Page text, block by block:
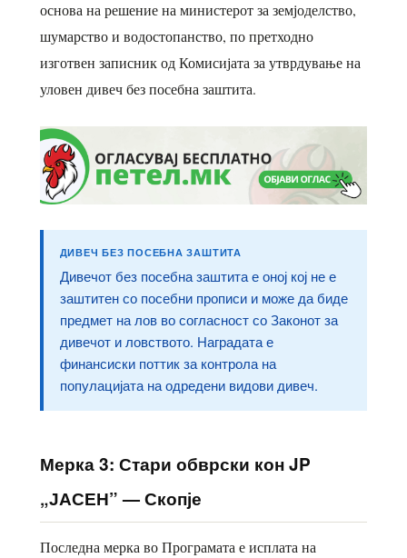
основа на решение на министерот за земјоделство,
шумарство и водостопанство, по претходно
изготвен записник од Комисијата за утврдување на
уловен дивеч без посебна заштита.
ДИВЕЧ БЕЗ ПОСЕБНА ЗАШТИТА
Дивечот без посебна заштита е оној кој не е
заштитен со посебни прописи и може да биде
предмет на лов во согласност со Законот за
дивечот и ловството. Наградата е
финансиски поттик за контрола на
популацијата на одредени видови дивеч.
Мерка 3: Стари обврски кон JP
„ЈАСЕН” — Скопје
Последна мерка во Програмата е исплата на